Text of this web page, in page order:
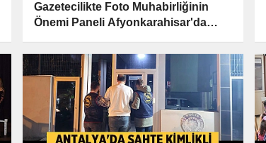
Gazetecilikte Foto Muhabirliğinin
Önemi Paneli Afyonkarahisar'da